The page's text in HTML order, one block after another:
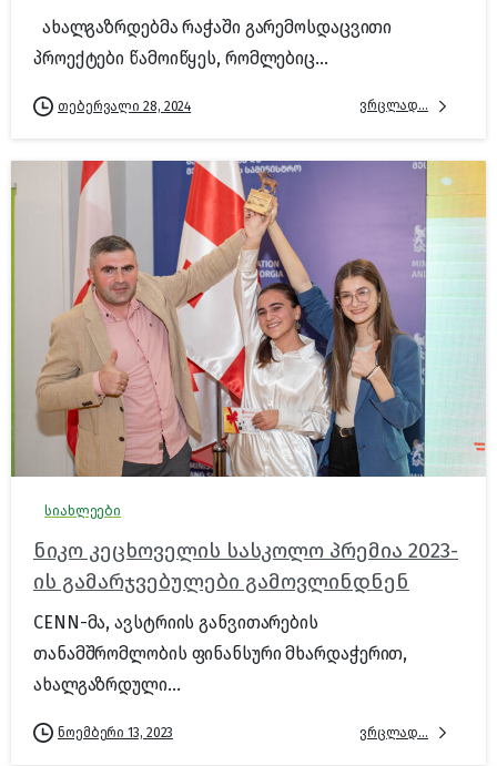
ახალგაზრდებმა რაჭაში გარემოსდაცვითი
პროექტები წამოიწყეს, რომლებიც...
თებერვალი 28, 2024 ვრცლად...
სიახლეები
ნიკო კეცხოველის სასკოლო პრემია 2023-
ის გამარჯვებულები გამოვლინდნენ
CENN-მა, ავსტრიის განვითარების
თანამშრომლობის ფინანსური მხარდაჭერით,
ახალგაზრდული...
ნოემბერი 13, 2023 ვრცლად...